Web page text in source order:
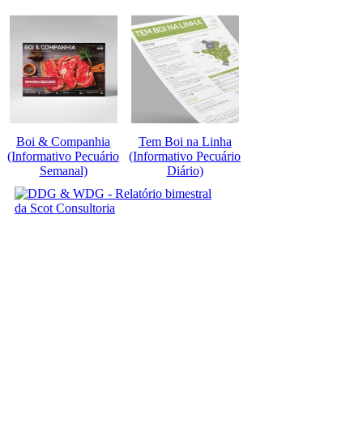
Boi & Companhia
(Informativo Pecuário
Semanal)
Tem Boi na Linha
(Informativo Pecuário
Diário)